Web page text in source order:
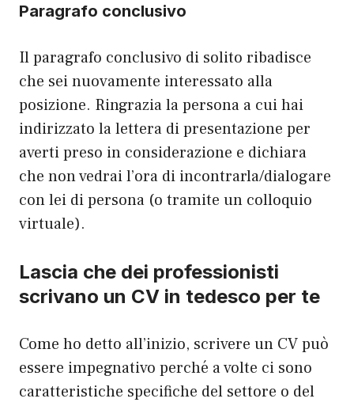
Paragrafo conclusivo
Il paragrafo conclusivo di solito ribadisce
che sei nuovamente interessato alla
posizione. Ringrazia la persona a cui hai
indirizzato la lettera di presentazione per
averti preso in considerazione e dichiara
che non vedrai l’ora di incontrarla/dialogare
con lei di persona (o tramite un colloquio
virtuale).
Lascia che dei professionisti
scrivano un CV in tedesco per te
Come ho detto all’inizio, scrivere un CV può
essere impegnativo perché a volte ci sono
caratteristiche specifiche del settore o del